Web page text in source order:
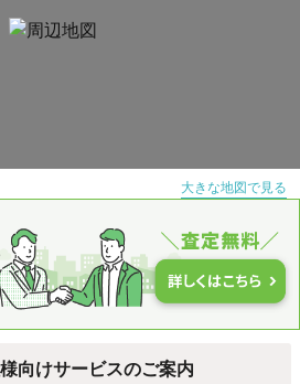
大きな地図で見る
向けサービスのご案内